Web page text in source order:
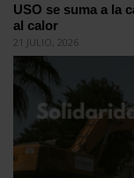
USO se suma a la
al calor
21 JULIO, 2026